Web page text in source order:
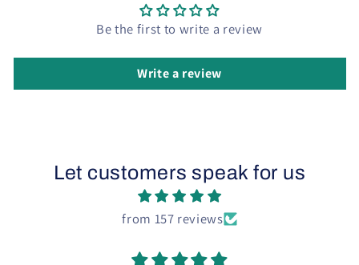
Be the first to write a review
Write a review
Let customers speak for us
from 157 reviews